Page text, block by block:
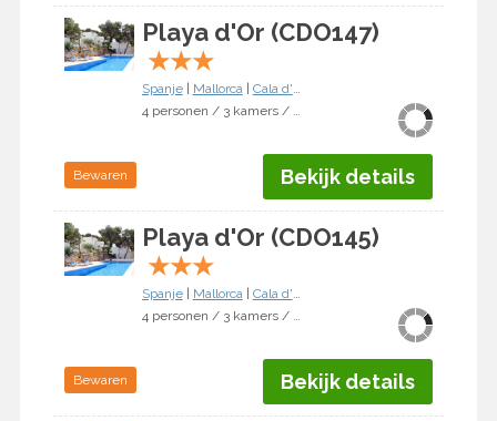
Playa d'Or (CDO147)
★★★
Spanje| Mallorca| Cala d'Or
4 personen / 3 kamers / 2 slaapkamers
Bewaren Bekijk details
Playa d'Or (CDO145)
★★★
Spanje| Mallorca| Cala d'Or
4 personen / 3 kamers / 2 slaapkamers
Bewaren Bekijk details